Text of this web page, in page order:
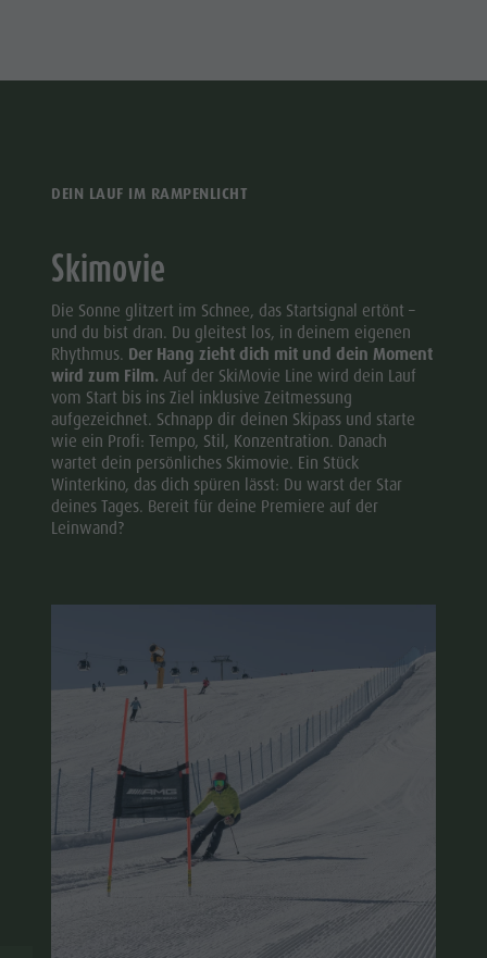
DEIN LAUF IM RAMPENLICHT
Skimovie
Die Sonne glitzert im Schnee, das Startsignal ertönt –
und du bist dran. Du gleitest los, in deinem eigenen
Rhythmus. Der Hang zieht dich mit und dein Moment
wird zum Film. Auf der SkiMovie Line wird dein Lauf
vom Start bis ins Ziel inklusive Zeitmessung
aufgezeichnet. Schnapp dir deinen Skipass und starte
wie ein Profi: Tempo, Stil, Konzentration. Danach
wartet dein persönliches Skimovie. Ein Stück
Winterkino, das dich spüren lässt: Du warst der Star
deines Tages. Bereit für deine Premiere auf der
Leinwand?